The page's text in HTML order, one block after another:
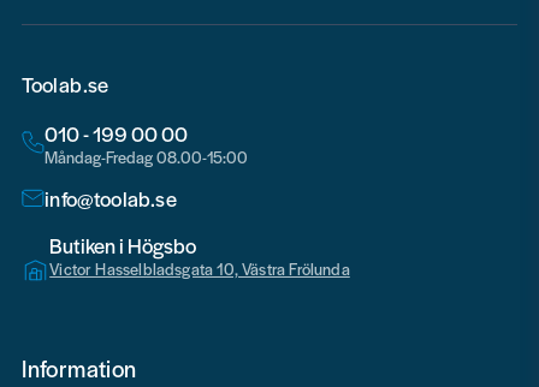
Toolab.se
010 - 199 00 00
Måndag-Fredag 08.00-15:00
info@toolab.se
Butiken i Högsbo
Victor Hasselbladsgata 10, Västra Frölunda
Information